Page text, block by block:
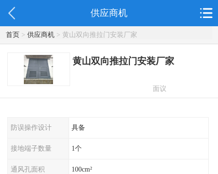
供应商机
首页> 供应商机> 黄山双向推拉门安装厂家
黄山双向推拉门安装厂家
面议
防误操作设计 具备
接地端子数量 1个
通风孔面积 100cm²